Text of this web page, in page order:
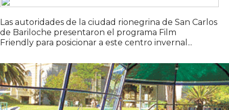
Las autoridades de la ciudad rionegrina de San Carlos
de Bariloche presentaron el programa Film
Friendly para posicionar a este centro invernal...